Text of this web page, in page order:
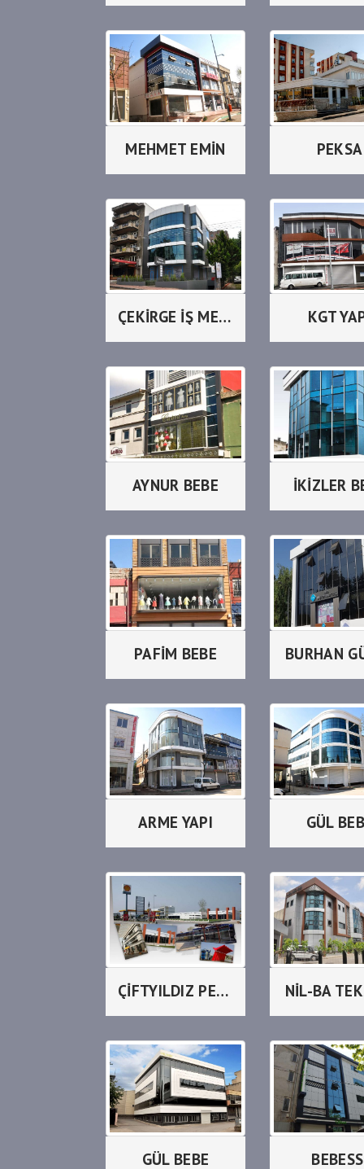
MEHMET EMİN PEKSA
ÇEKİRGE İŞ MERKEZİ KGT
AYNUR BEBE İKİZLER
PAFİM BEBE BURHAN
ARME YAPI GÜL
ÇİFTYILDIZ PETROL NİL-BA
GÜL BEBE